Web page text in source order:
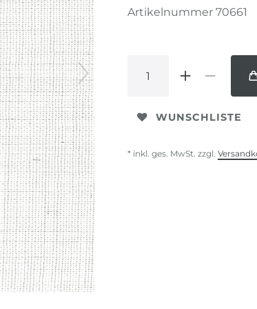
Artikelnummer 70661
WUNSCHLISTE
* inkl. ges. MwSt. zzgl.